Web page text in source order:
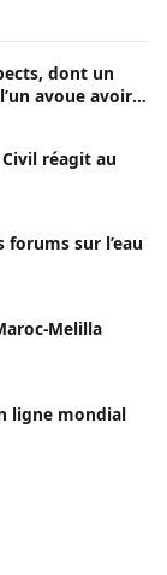
dont un
avoue avoir
réagit au
forums sur l’eau
Melilla
ligne mondial